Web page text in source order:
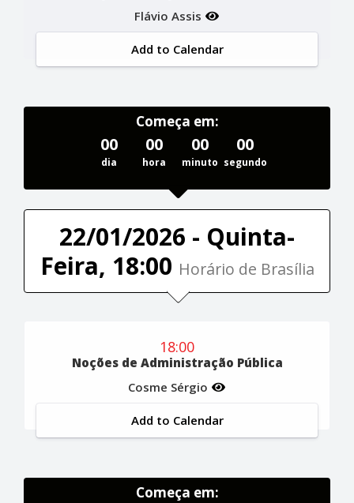
Flávio Assis
Add to Calendar
Começa em:
00
dia
00
hora
00
minuto
00
segundo
22/01/2026 - Quinta-
Feira, 18:00 Horário de Brasília
18:00
Noções de Administração Pública
Cosme Sérgio
Add to Calendar
Começa em: